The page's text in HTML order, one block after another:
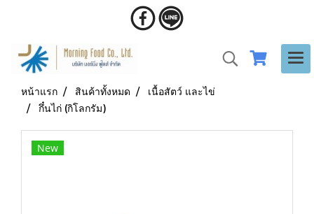
หน้าแรก สินค้าทั้งหมด
เนื้อสัตว์ และไข่
กึ๋นไก่ (กิโลกรัม)
New